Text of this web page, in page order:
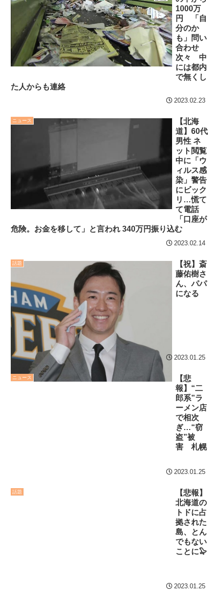
七ツ森りり ご令嬢と召使
いの禁断の恋…1日だけ許さ
れた夫婦としての時間をひ
たすら愛し合う。
互RSS
のに、家族が猛反対。家族
から信じられない言葉が飛
び出した… 他
「本気で潰しにきてる」
滝沢秀明の新オーディショ
ンが“まんまジャニーズ”とフ
互RSS
1000万
円 「自
分のか
も」問い
合わせ
次々 中
には都内
で無くし
た人からも連絡
2023.02.23
ニュース
【北海
道】60代
男性 ネ
ット閲覧
中に「ウ
ィルス感
染」警告
にビック
リ…慌て
て電話
「口座が
危険。お金を移して」と言われ 340万円振り込む
2023.02.14
話題
【祝】斎
藤佑樹さ
ん、パパ
になる
2023.01.25
ニュース
【悲
報】“二
郎系”ラ
ーメン店
で相次
ぎ…“窃
盗”被
害 札幌
2023.01.25
話題
【悲報】
北海道の
トドに占
拠された
島、とん
でもない
ことに🦭
2023.01.25